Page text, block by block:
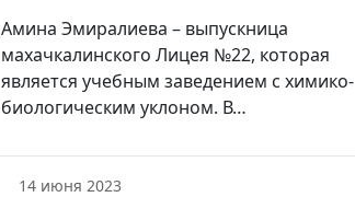
Амина Эмиралиева – выпускница
махачкалинского Лицея №22, которая
является учебным заведением с химико-
биологическим уклоном. В…
14 июня 2023